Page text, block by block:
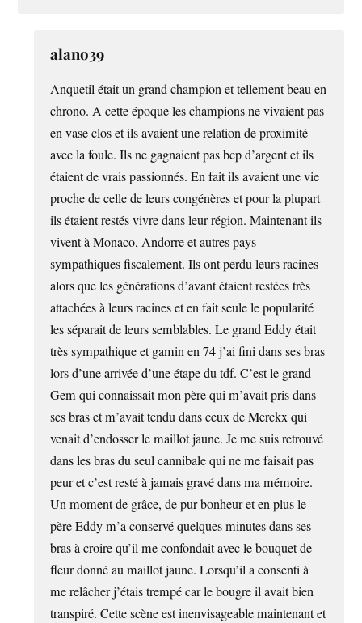
alano39
Anquetil était un grand champion et tellement beau en
chrono. A cette époque les champions ne vivaient pas
en vase clos et ils avaient une relation de proximité
avec la foule. Ils ne gagnaient pas bcp d’argent et ils
étaient de vrais passionnés. En fait ils avaient une vie
proche de celle de leurs congénères et pour la plupart
ils étaient restés vivre dans leur région. Maintenant ils
vivent à Monaco, Andorre et autres pays
sympathiques fiscalement. Ils ont perdu leurs racines
alors que les générations d’avant étaient restées très
attachées à leurs racines et en fait seule le popularité
les séparait de leurs semblables. Le grand Eddy était
très sympathique et gamin en 74 j’ai fini dans ses bras
lors d’une arrivée d’une étape du tdf. C’est le grand
Gem qui connaissait mon père qui m’avait pris dans
ses bras et m’avait tendu dans ceux de Merckx qui
venait d’endosser le maillot jaune. Je me suis retrouvé
dans les bras du seul cannibale qui ne me faisait pas
peur et c’est resté à jamais gravé dans ma mémoire.
Un moment de grâce, de pur bonheur et en plus le
père Eddy m’a conservé quelques minutes dans ses
bras à croire qu’il me confondait avec le bouquet de
fleur donné au maillot jaune. Lorsqu’il a consenti à
me relâcher j’étais trempé car le bougre il avait bien
transpiré. Cette scène est inenvisageable maintenant et